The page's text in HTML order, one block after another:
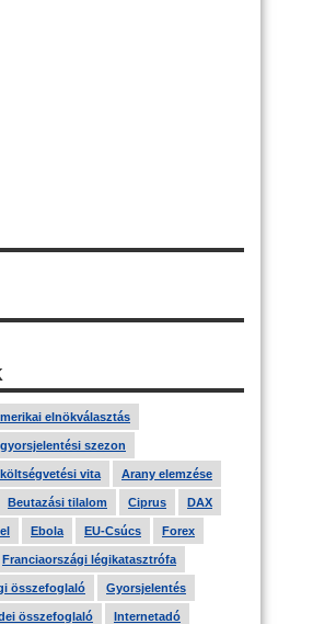
elnökválasztás
szezon
vita Arany elemzése
Beutazási tilalom Ciprus DAX
Ebola EU-Csúcs Forex
Franciaországi légikatasztrófa
összefoglaló Gyorsjelentés
összefoglaló Internetadó